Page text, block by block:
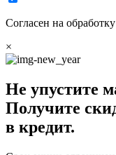
Согласен на обработку
×
Не упустите
Получите
в кредит.